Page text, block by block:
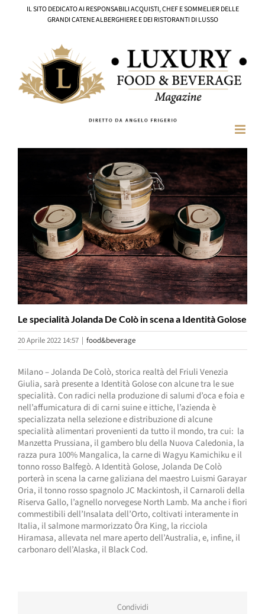
IL SITO DEDICATO AI RESPONSABILI ACQUISTI, CHEF E SOMMELIER DELLE
GRANDI CATENE ALBERGHIERE E DEI RISTORANTI DI LUSSO
Le specialità Jolanda De Colò in scena a Identità Golose
20 Aprile 2022 14:57 | food&beverage
Milano – Jolanda De Colò, storica realtà del Friuli Venezia
Giulia, sarà presente a Identità Golose con alcune tra le sue
specialità. Con radici nella produzione di salumi d’oca e foia e
nell’affumicatura di di carni suine e ittiche, l’azienda è
specializzata nella selezione e distribuzione di alcune
specialità alimentari provenienti da tutto il mondo, tra cui: la
Manzetta Prussiana, il gambero blu della Nuova Caledonia, la
razza pura 100% Mangalica, la carne di Wagyu Kamichiku e il
tonno rosso Balfegò. A Identità Golose, Jolanda De Colò
porterà in scena la carne galiziana del maestro Luismi Garayar
Oria, il tonno rosso spagnolo JC Mackintosh, il Carnaroli della
Riserva Gallo, l’agnello norvegese North Lamb. Ma anche i fiori
commestibili dell’Insalata dell’Orto, coltivati interamente in
Italia, il salmone marmorizzato Ōra King, la ricciola
Hiramasa, allevata nel mare aperto dell’Australia, e, infine, il
carbonaro dell’Alaska, il Black Cod.
Condividi